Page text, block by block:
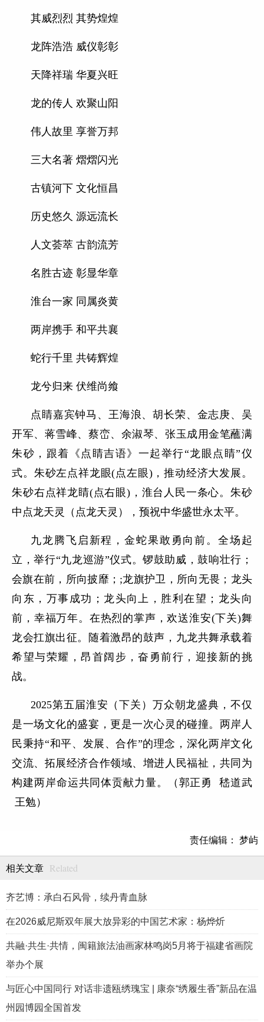
其威烈烈 其势煌煌
龙阵浩浩 威仪彰彰
天降祥瑞 华夏兴旺
龙的传人 欢聚山阳
伟人故里 享誉万邦
三大名著 熠熠闪光
古镇河下 文化恒昌
历史悠久 源远流长
人文荟萃 古韵流芳
名胜古迹 彰显华章
淮台一家 同属炎黄
两岸携手 和平共襄
蛇行千里 共铸辉煌
龙兮归来 伏维尚飨
点睛嘉宾钟马、王海浪、胡长荣、金志庚、吴
开军、蒋雪峰、蔡峦、余淑琴、张玉成用金笔蘸满
朱砂，跟着《点睛吉语》一起举行“龙眼点睛”仪
式。朱砂左点祥龙眼(点左眼)，推动经济大发展。
朱砂右点祥龙睛(点右眼)，淮台人民一条心。朱砂
中点龙天灵（点龙天灵），预祝中华盛世永太平。
九龙腾飞启新程，金蛇果敢勇向前。全场起
立，举行“九龙巡游”仪式。锣鼓助威，鼓响壮行；
会旗在前，所向披靡；;龙旗护卫，所向无畏；龙头
向东，万事成功；龙头向上，胜利在望；龙头向
前，幸福万年。在热烈的掌声，欢送淮安(下关)舞
龙会扛旗出征。随着激昂的鼓声，九龙共舞承载着
希望与荣耀，昂首阔步，奋勇前行，迎接新的挑
战。
2025第五届淮安（下关）万众朝龙盛典，不仅
是一场文化的盛宴，更是一次心灵的碰撞。两岸人
民秉持“和平、发展、合作”的理念，深化两岸文化
交流、拓展经济合作领域、增进人民福祉，共同为
构建两岸命运共同体贡献力量。（ 郭正勇 嵇道武
王勉）
责任编辑： 梦屿
相关文章 Related
齐艺博：承白石风骨，续丹青血脉
在2026威尼斯双年展大放异彩的中国艺术家：杨烨炘
共融·共生·共情，闽籍旅法油画家林鸣岗5月将于福建省画院
举办个展
与匠心中国同行 对话非遗瓯绣瑰宝 | 康奈“绣履生香”新品在温
州园博园全国首发